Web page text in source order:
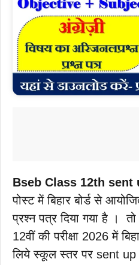
Bseb Class 12th sent
पोस्ट में बिहार बोर्ड से
प्रश्न पत्र दिया गया है ।
12वीं की परीक्षा 2026 में
लिये स्कूल स्तर पर sent